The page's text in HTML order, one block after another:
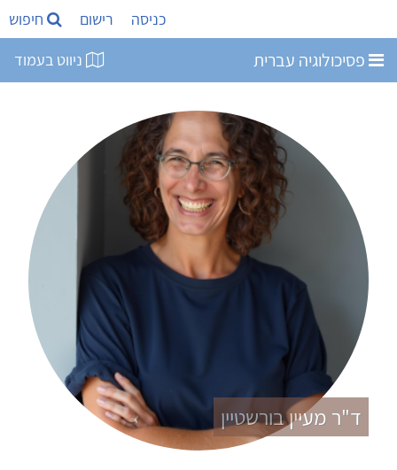
כניסה רישום חיפוש
פסיכולוגיה עברית ניווט בעמוד
ד"ר מעיין בורשטיין